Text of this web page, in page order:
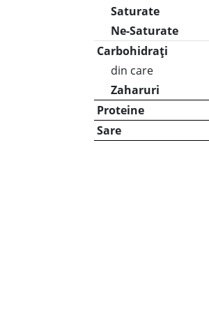
Saturate
Ne-Saturate
Carbohidrați
din care
Zaharuri
Proteine
Sare